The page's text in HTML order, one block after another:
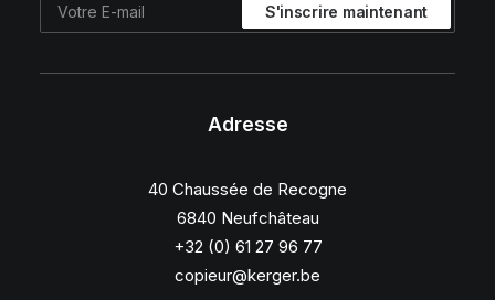
Adresse
40 Chaussée de Recogne
6840 Neufchâteau
+32 (0) 61 27 96 77
copieur@kerger.be